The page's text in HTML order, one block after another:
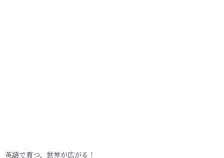
英語で育つ、世界が広がる！